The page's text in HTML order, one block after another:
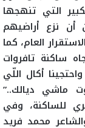
التي تنهجها
أن نزع أراضيهم
العام، كما
ساكنة تافروات
أكال اللّي
ماشي ديالك..”
للساكنة، وفي
محمد فريد